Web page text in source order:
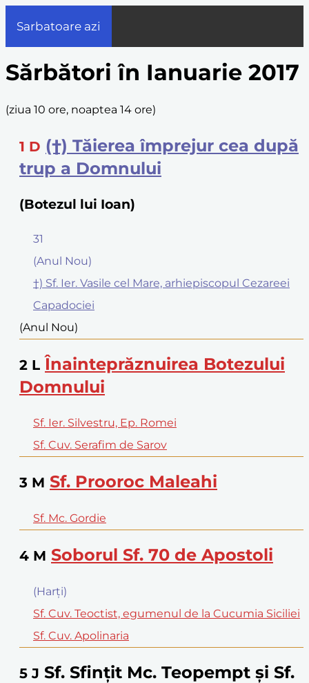
Sarbatoare azi
Sărbători în Ianuarie 2017
(ziua 10 ore, noaptea 14 ore)
1 D (†) Tăierea împrejur cea după
trup a Domnului
(Botezul lui Ioan)
31
(Anul Nou)
†) Sf. Ier. Vasile cel Mare, arhiepiscopul Cezareei
Capadociei
(Anul Nou)
2 L Înainteprăznuirea Botezului
Domnului
Sf. Ier. Silvestru, Ep. Romei
Sf. Cuv. Serafim de Sarov
3 M Sf. Prooroc Maleahi
Sf. Mc. Gordie
4 M Soborul Sf. 70 de Apostoli
(Harţi)
Sf. Cuv. Teoctist, egumenul de la Cucumia Siciliei
Sf. Cuv. Apolinaria
5 J Sf. Sfinţit Mc. Teopempt şi Sf.